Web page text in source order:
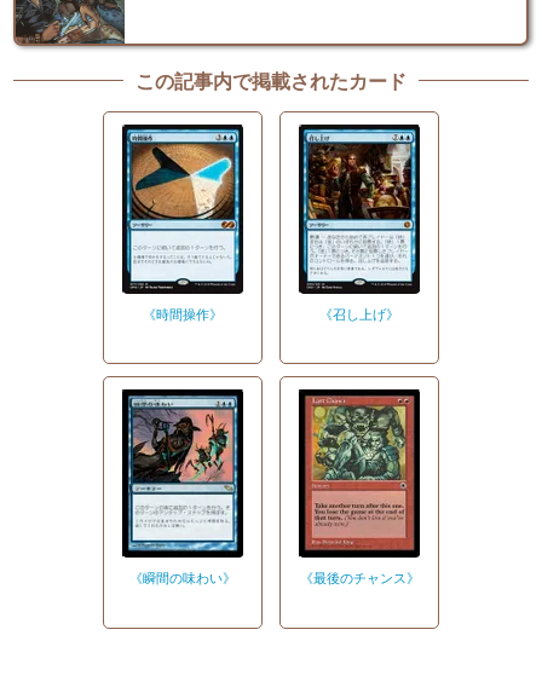
この記事内で掲載されたカード
《時間操作》 《召し上げ》
《瞬間の味わい》 《最後のチャンス》